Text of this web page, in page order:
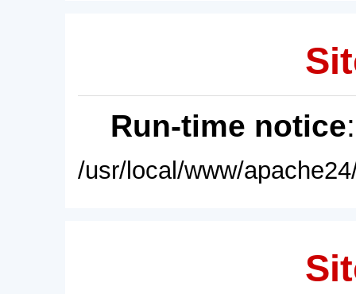
Run-time notice
/usr/local/www/